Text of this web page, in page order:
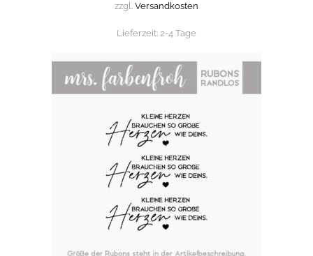
zzgl. Versandkosten
Lieferzeit: 2-4 Tage